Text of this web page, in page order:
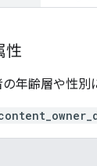
性
の年齢層や性